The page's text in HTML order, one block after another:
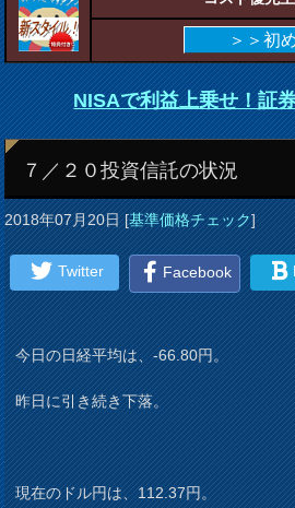
＞＞初
NISAで利益上乗せ！証
７／２０投資信託の状況
2018年07月20日[基準価格チェック]
Twitter Facebook
今日の日経平均は、-66.80円。
昨日に引き続き下落。
現在のドル円は、112.37円。